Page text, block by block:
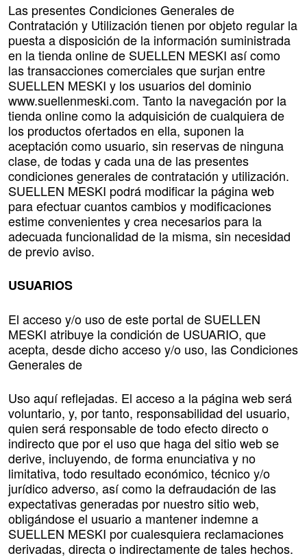
Las presentes Condiciones Generales de
Contratación y Utilización tienen por objeto regular la
puesta a disposición de la información suministrada
en la tienda online de SUELLEN MESKI así como
las transacciones comerciales que surjan entre
SUELLEN MESKI y los usuarios del dominio
www.suellenmeski.com. Tanto la navegación por la
tienda online como la adquisición de cualquiera de
los productos ofertados en ella, suponen la
aceptación como usuario, sin reservas de ninguna
clase, de todas y cada una de las presentes
condiciones generales de contratación y utilización.
SUELLEN MESKI podrá modificar la página web
para efectuar cuantos cambios y modificaciones
estime convenientes y crea necesarios para la
adecuada funcionalidad de la misma, sin necesidad
de previo aviso.
USUARIOS
El acceso y/o uso de este portal de SUELLEN
MESKI atribuye la condición de USUARIO, que
acepta, desde dicho acceso y/o uso, las Condiciones
Generales de
Uso aquí reflejadas. El acceso a la página web será
voluntario, y, por tanto, responsabilidad del usuario,
quien será responsable de todo efecto directo o
indirecto que por el uso que haga del sitio web se
derive, incluyendo, de forma enunciativa y no
limitativa, todo resultado económico, técnico y/o
jurídico adverso, así como la defraudación de las
expectativas generadas por nuestro sitio web,
obligándose el usuario a mantener indemne a
SUELLEN MESKI por cualesquiera reclamaciones
derivadas, directa o indirectamente de tales hechos.